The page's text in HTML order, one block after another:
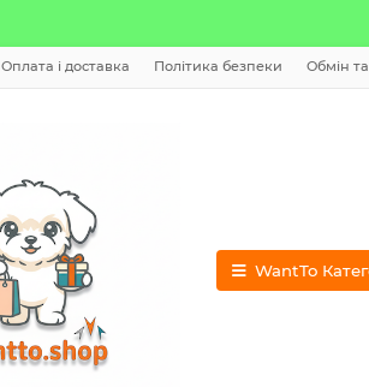
Оплата і доставка Політика безпеки Обмін
WantTo